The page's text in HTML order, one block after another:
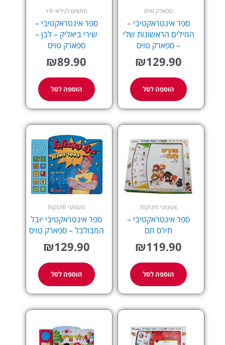
ספארק טויס
ספר אינטראקטיבי –
המילים הראשונות שלי
– ספארק טויס
₪129.90
הוספה לסל
מתאים לגילאי 9+
ספר אינטראקטיבי –
שירי ביאליק – לבן –
ספארק טויס
₪89.90
הוספה לסל
צעצועי תינוקות
ספר אינטראקטיבי –
תירס חם
₪119.90
הוספה לסל
צעצועי תינוקות
ספר אינטראקטיבי יובל
המבולבל – ספארק טויס
₪129.90
הוספה לסל